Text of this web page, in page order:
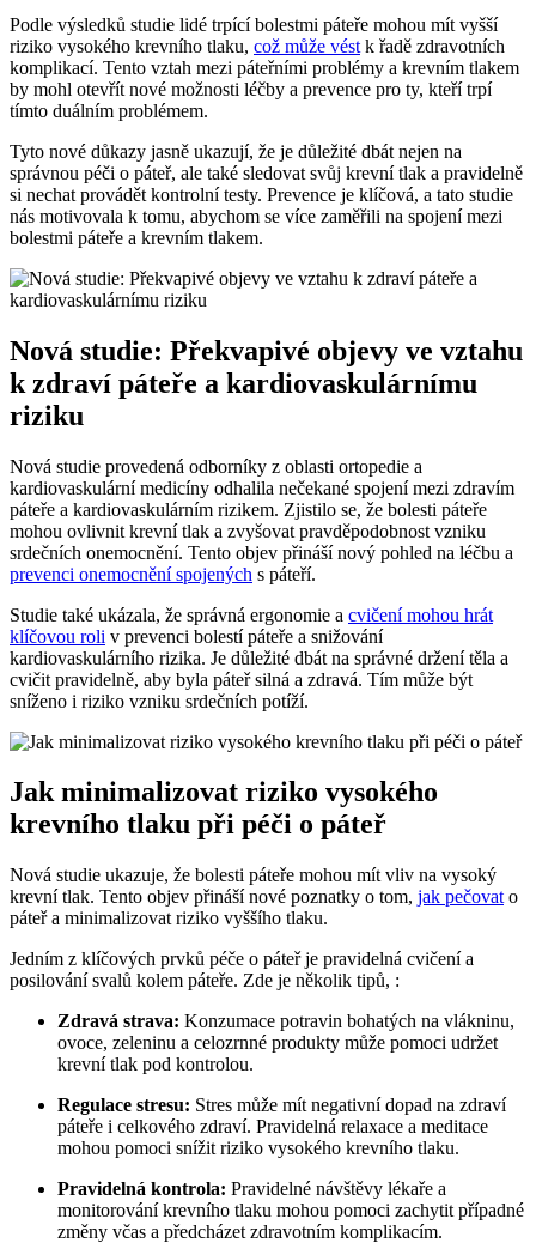
Podle výsledků studie lidé trpící bolestmi páteře mohou mít vyšší
riziko vysokého krevního tlaku, což může vést k řadě zdravotních
komplikací. Tento vztah mezi páteřními problémy a krevním tlakem
by mohl otevřít nové možnosti léčby a prevence pro ty, kteří trpí
tímto duálním problémem.
Tyto nové důkazy jasně ukazují, že je důležité dbát nejen na
správnou péči o páteř, ale také sledovat svůj krevní tlak a pravidelně
si nechat provádět kontrolní testy. Prevence je klíčová, a tato studie
nás motivovala k tomu, abychom se více zaměřili na spojení mezi
bolestmi páteře a krevním tlakem.
Nová studie: Překvapivé objevy ve vztahu
k zdraví páteře a kardiovaskulárnímu
riziku
Nová studie provedená odborníky z oblasti ortopedie a
kardiovaskulární medicíny odhalila nečekané spojení mezi zdravím
páteře a kardiovaskulárním rizikem. Zjistilo se, že bolesti páteře
mohou ovlivnit krevní tlak a zvyšovat pravděpodobnost vzniku
srdečních onemocnění. Tento objev přináší nový pohled na léčbu a
prevenci onemocnění spojených s páteří.
Studie také ukázala, že správná ergonomie a cvičení mohou hrát
klíčovou roli v prevenci bolestí páteře a snižování
kardiovaskulárního rizika. Je důležité dbát na správné držení těla a
cvičit pravidelně, aby byla páteř silná a zdravá. Tím může být
sníženo i riziko vzniku srdečních potíží.
Jak minimalizovat riziko vysokého
krevního tlaku při péči o páteř
Nová studie ukazuje, že bolesti páteře mohou mít vliv na vysoký
krevní tlak. Tento objev přináší nové poznatky o tom, jak pečovat o
páteř a minimalizovat riziko vyššího tlaku.
Jedním z klíčových prvků péče o páteř je pravidelná cvičení a
posilování svalů kolem páteře. Zde je několik tipů, :
Zdravá strava: Konzumace potravin bohatých na vlákninu,
ovoce, zeleninu a celozrnné produkty může pomoci udržet
krevní tlak pod kontrolou.
Regulace stresu: Stres může mít negativní dopad na zdraví
páteře i celkového zdraví. Pravidelná relaxace a meditace
mohou pomoci snížit riziko vysokého krevního tlaku.
Pravidelná kontrola: Pravidelné návštěvy lékaře a
monitorování krevního tlaku mohou pomoci zachytit případné
změny včas a předcházet zdravotním komplikacím.